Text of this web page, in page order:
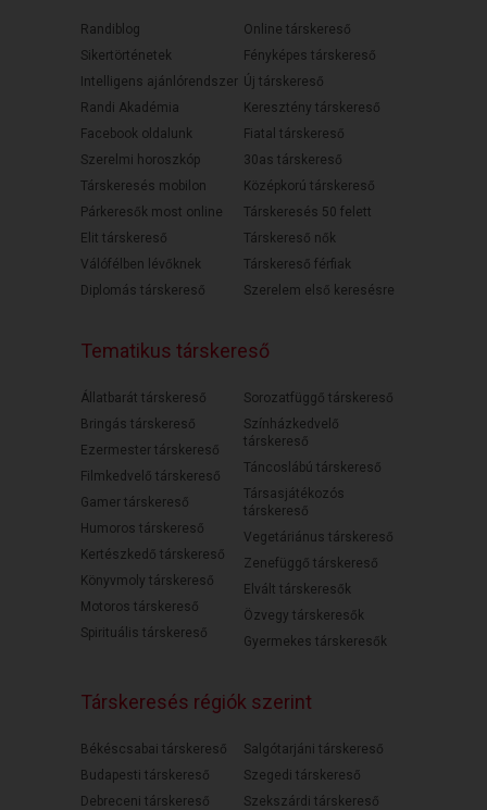
Randiblog
Sikertörténetek
Intelligens ajánlórendszer
Randi Akadémia
Facebook oldalunk
Szerelmi horoszkóp
Társkeresés mobilon
Párkeresők most online
Elit társkereső
Válófélben lévőknek
Diplomás társkereső
Online társkereső
Fényképes társkereső
Új társkereső
Keresztény társkereső
Fiatal társkereső
30as társkereső
Középkorú társkereső
Társkeresés 50 felett
Társkereső nők
Társkereső férfiak
Szerelem első keresésre
Tematikus társkereső
Állatbarát társkereső
Bringás társkereső
Ezermester társkereső
Filmkedvelő társkereső
Gamer társkereső
Humoros társkereső
Kertészkedő társkereső
Könyvmoly társkereső
Motoros társkereső
Spirituális társkereső
Sorozatfüggő társkereső
Színházkedvelő
társkereső
Táncoslábú társkereső
Társasjátékozós
társkereső
Vegetáriánus társkereső
Zenefüggő társkereső
Elvált társkeresők
Özvegy társkeresők
Gyermekes társkeresők
Társkeresés régiók szerint
Békéscsabai társkereső
Budapesti társkereső
Debreceni társkereső
Salgótarjáni társkereső
Szegedi társkereső
Szekszárdi társkereső